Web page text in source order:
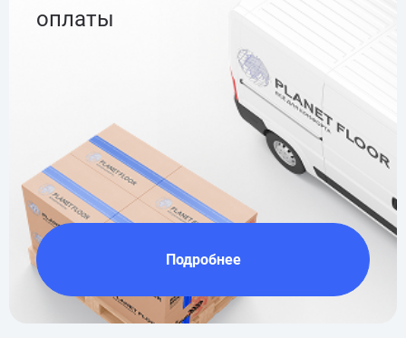
оплаты
Подробнее